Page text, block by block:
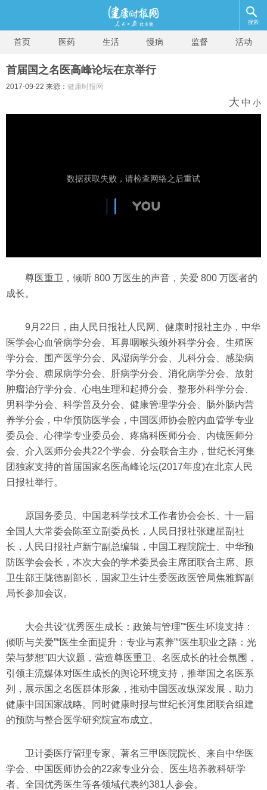
搜索
首页 医药 生活 慢病 监督 活动
首届国之名医高峰论坛在京举行
2017-09-22 来源： 健康时报网
大 中 小
尊医重卫，倾听 800 万医生的声音，关爱 800 万医者的
成长。
9月22日，由人民日报社人民网、健康时报社主办，中华
医学会心血管病学分会、耳鼻咽喉头颈外科学分会、生殖医
学分会、围产医学分会、风湿病学分会、儿科分会、感染病
学分会、糖尿病学分会、肝病学分会、消化病学分会、放射
肿瘤治疗学分会、心电生理和起搏分会、整形外科学分会、
男科学分会、科学普及分会、健康管理学分会、肠外肠内营
养学分会，中华预防医学会，中国医师协会腔内血管学专业
委员会、心律学专业委员会、疼痛科医师分会、内镜医师分
会、介入医师分会共22个学会、分会联合主办，世纪长河集
团独家支持的首届国家名医高峰论坛(2017年度)在北京人民
日报社举行。
原国务委员、中国老科学技术工作者协会会长、十一届
全国人大常委会陈至立副委员长，人民日报社张建星副社
长，人民日报社卢新宁副总编辑，中国工程院院士、中华预
防医学会会长，本次大会的学术委员会主席团联合主席、原
卫生部王陇德副部长，国家卫生计生委医政医管局焦雅辉副
局长参加会议。
大会共设“优秀医生成长：政策与管理”“医生环境支持：
倾听与关爱”“医生全面提升：专业与素养”“医生职业之路：光
荣与梦想”四大议题，营造尊医重卫、名医成长的社会氛围，
引领主流媒体对医生成长的舆论环境支持，推举国之名医系
列，展示国之名医群体形象，推动中国医改纵深发展，助力
健康中国国家战略。同时健康时报与世纪长河集团联合组建
的预防与整合医学研究院宣布成立。
卫计委医疗管理专家、著名三甲医院院长、来自中华医
学会、中国医师协会的22家专业分会、医生培养教科研学
者、全国优秀医生等各领域代表约381人参会。